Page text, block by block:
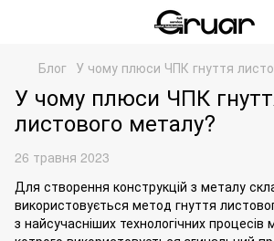
Блог У чому плюси ЧПК гнуття
У чому плюси ЧПК
листового металу?
26 травня 2023
Для створення конструкцій з металу
використовується метод гнуття
з найсучасніших технологічних